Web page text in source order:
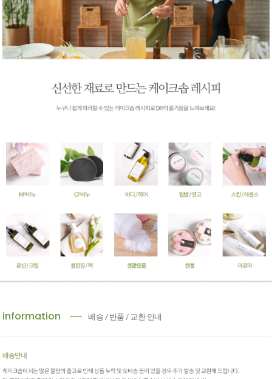
information 배송 / 반품 / 교환 안내